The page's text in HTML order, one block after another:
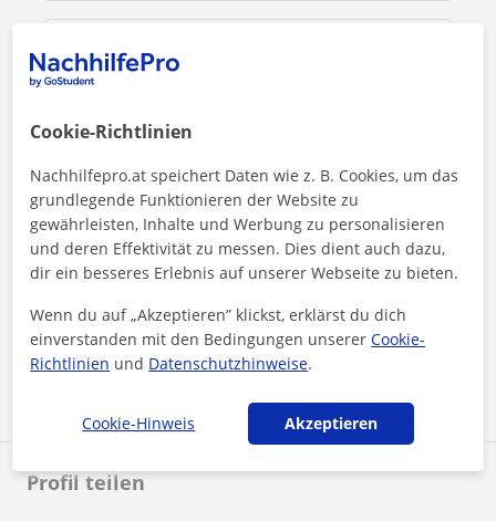
Profil teilen
Durch Klicken auf eine der beiden Schaltflächen stimmen Sie
Nachricht senden
Cookie-Richtlinien
Nachhilfepro.at speichert Daten wie z. B. Cookies, um das
grundlegende Funktionieren der Website zu
gewährleisten, Inhalte und Werbung zu personalisieren
und deren Effektivität zu messen. Dies dient auch dazu,
dir ein besseres Erlebnis auf unserer Webseite zu bieten.
Wenn du auf „Akzeptieren” klickst, erklärst du dich
einverstanden mit den Bedingungen unsererCookie-
Richtlinien und Datenschutzhinweise.
Cookie-Hinweis Akzeptieren